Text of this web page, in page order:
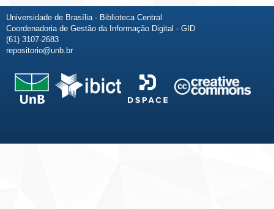
Universidade de Brasília - Biblioteca Central
Coordenadoria de Gestão da Informação Digital - GID
(61) 3107-2683
repositorio@unb.br